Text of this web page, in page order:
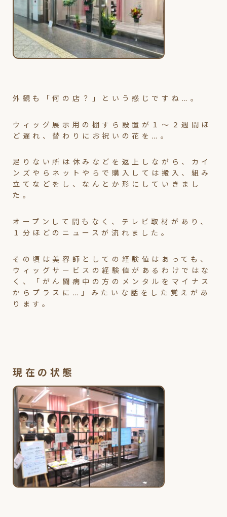
外観も「何の店？」という感じですね…。
ウィッグ展示用の棚すら設置が１～２週間ほ
ど遅れ、替わりにお祝いの花を…。
足りない所は休みなどを返上しながら、カイ
ンズやらネットやらで購入しては搬入、組み
立てなどをし、なんとか形にしていきまし
た。
オープンして間もなく、テレビ取材があり、
１分ほどのニュースが流れました。
その頃は美容師としての経験値はあっても、
ウィッグサービスの経験値があるわけではな
く、「がん闘病中の方のメンタルをマイナス
からプラスに…」みたいな話をした覚えがあ
ります。
現在の状態